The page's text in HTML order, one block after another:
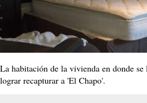
La habitación de la vivienda en donde se
lograr recapturar a 'El Chapo'.